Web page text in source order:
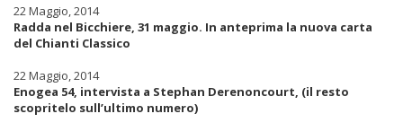
22 Maggio, 2014
Radda nel Bicchiere, 31 maggio. In anteprima la nuova carta
del Chianti Classico
22 Maggio, 2014
Enogea 54, intervista a Stephan Derenoncourt, (il resto
scopritelo sull’ultimo numero)